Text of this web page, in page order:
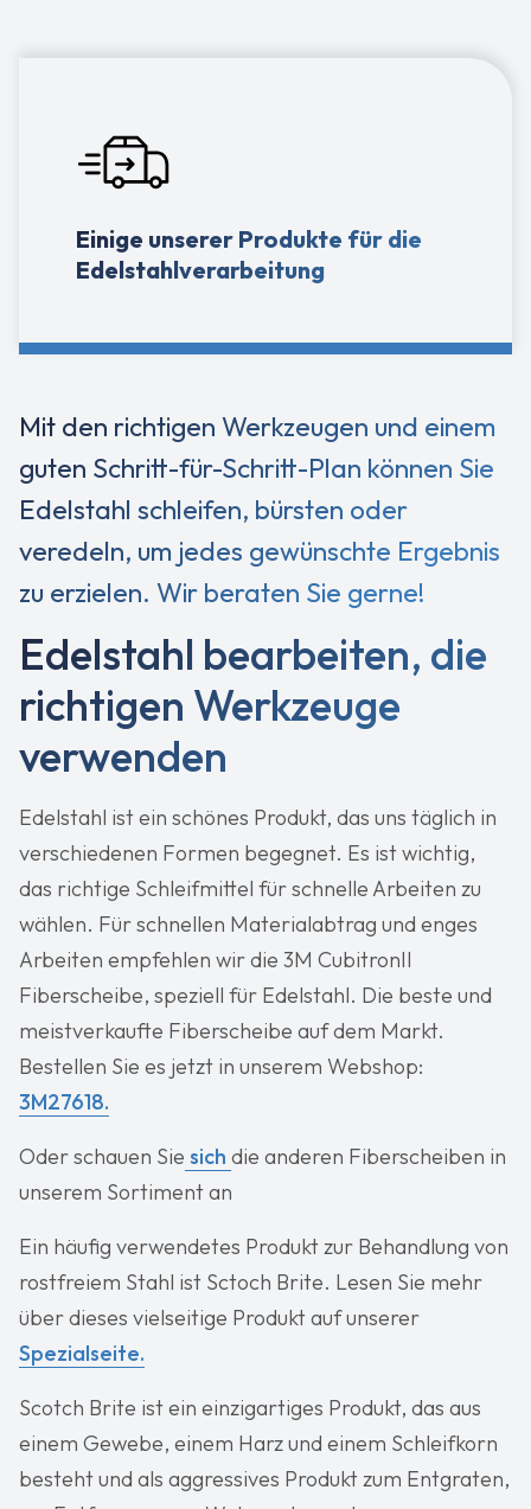
Mit den richtigen Werkzeugen und einem
guten Schritt-für-Schritt-Plan können Sie
Edelstahl schleifen, bürsten oder
veredeln, um jedes gewünschte Ergebnis
zu erzielen. Wir beraten Sie gerne!
Edelstahl bearbeiten, die
richtigen Werkzeuge
verwenden
Edelstahl ist ein schönes Produkt, das uns täglich in
verschiedenen Formen begegnet. Es ist wichtig,
das richtige Schleifmittel für schnelle Arbeiten zu
wählen. Für schnellen Materialabtrag und enges
Arbeiten empfehlen wir die 3M CubitronII
Fiberscheibe, speziell für Edelstahl. Die beste und
meistverkaufte Fiberscheibe auf dem Markt.
Bestellen Sie es jetzt in unserem Webshop:
3M27618.
Oder schauen Sie sich die anderen Fiberscheiben in
unserem Sortiment an
Ein häufig verwendetes Produkt zur Behandlung von
rostfreiem Stahl ist Sctoch Brite. Lesen Sie mehr
über dieses vielseitige Produkt auf unserer
Spezialseite.
Scotch Brite ist ein einzigartiges Produkt, das aus
einem Gewebe, einem Harz und einem Schleifkorn
besteht und als aggressives Produkt zum Entgraten,
Einige unserer Produkte für die
Edelstahlverarbeitung